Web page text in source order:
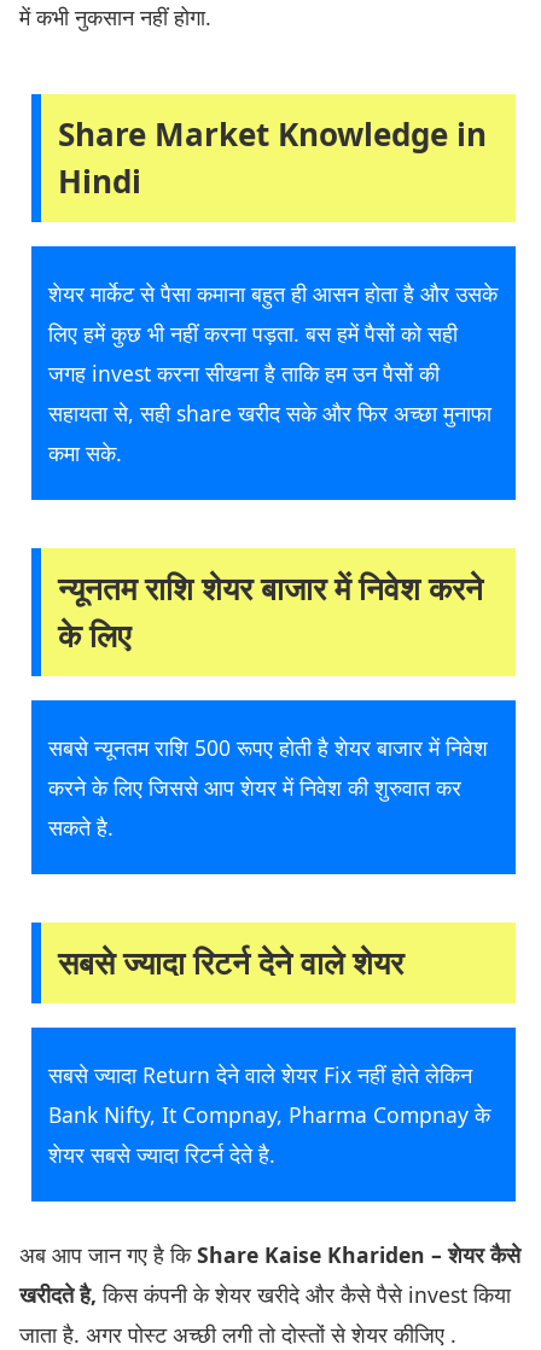
में कभी नुकसान नहीं होगा.
Share Market Knowledge in
Hindi
शेयर मार्केट से पैसा कमाना बहुत ही आसन होता है और उसके
लिए हमें कुछ भी नहीं करना पड़ता. बस हमें पैसों को सही
जगह invest करना सीखना है ताकि हम उन पैसों की
सहायता से, सही share खरीद सके और फिर अच्छा मुनाफा
कमा सके.
न्यूनतम राशि शेयर बाजार में निवेश करने
के लिए
सबसे न्यूनतम राशि 500 रूपए होती है शेयर बाजार में निवेश
करने के लिए जिससे आप शेयर में निवेश की शुरुवात कर
सकते है.
सबसे ज्यादा रिटर्न देने वाले शेयर
सबसे ज्यादा Return देने वाले शेयर Fix नहीं होते लेकिन
Bank Nifty, It Compnay, Pharma Compnay के
शेयर सबसे ज्यादा रिटर्न देते है.
अब आप जान गए है किShare Kaise Khariden – शेयर कैसे
खरीदते है, किस कंपनी के शेयर खरीदे और कैसे पैसे invest किया
जाता है. अगर पोस्ट अच्छी लगी तो दोस्तों से शेयर कीजिए .